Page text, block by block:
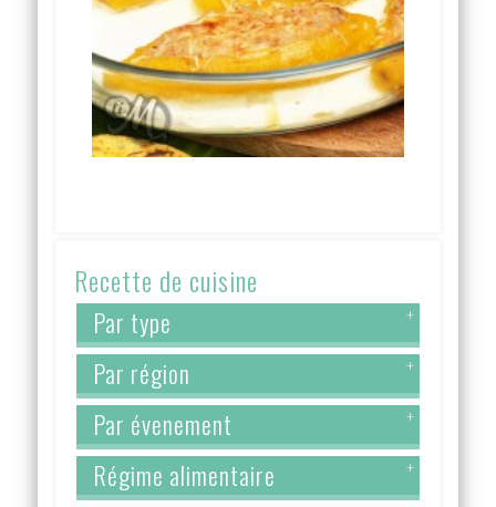
Recette de cuisine
Par type +
Par région +
Par évenement +
Régime alimentaire +